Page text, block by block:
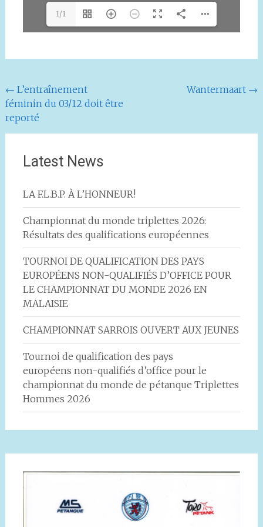
1/1
Navigation
de
l'article
← L’entraînement
féminin du 03/12 doit être
reporté
Wantermaart →
Latest News
LA F.L.B.P. À L’HONNEUR!
Championnat du monde triplettes 2026:
Résultats des qualifications européennes
TOURNOI DE QUALIFICATION DES PAYS
EUROPÉENS NON-QUALIFIÉS D’OFFICE POUR
LE CHAMPIONNAT DU MONDE 2026 EN
MALAISIE
CHAMPIONNAT SARROIS OUVERT AUX JEUNES
Tournoi de qualification des pays
européens non-qualifiés d’office pour le
championnat du monde de pétanque Triplettes
Hommes 2026